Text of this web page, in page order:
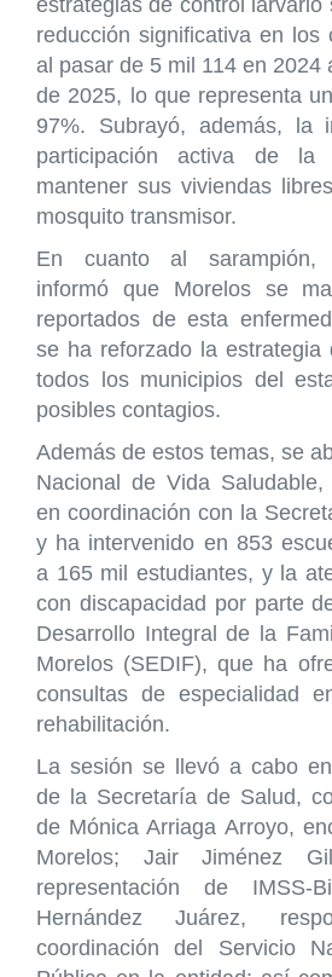
estrategias de control larvario
reducción significativa en los
al pasar de 5 mil 114 en 2024
de 2025, lo que representa
97%. Subrayó, además, la
participación activa de la
mantener sus viviendas
mosquito transmisor.
En cuanto al sarampión,
informó que Morelos se
reportados de esta
se ha reforzado la estrategia
todos los municipios del
posibles contagios.
Además de estos temas, se
Nacional de Vida
en coordinación con la
y ha intervenido en 853
a 165 mil estudiantes, y la
con discapacidad por parte
Desarrollo Integral de la
Morelos (SEDIF), que ha
consultas de especialidad
rehabilitación.
La sesión se llevó a cabo
de la Secretaría de Salud,
de Mónica Arriaga Arroyo,
Morelos; Jair Jiménez
representación de IMSS-
Hernández Juárez,
coordinación del Servicio